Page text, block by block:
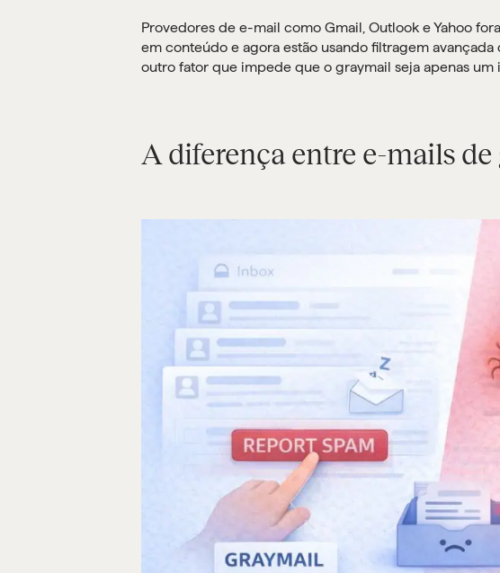
Provedores de e-mail como Gmail, Outlook e Yahoo
em conteúdo e agora estão usando filtragem
outro fator que impede que o graymail seja apenas um
A diferença entre e-mails